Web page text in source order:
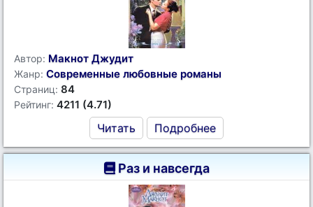
Автор: Макнот Джудит
Жанр: Современные любовные романы
Страниц: 84
Рейтинг: 4211 (4.71)
Читать Подробнее
Раз и навсегда